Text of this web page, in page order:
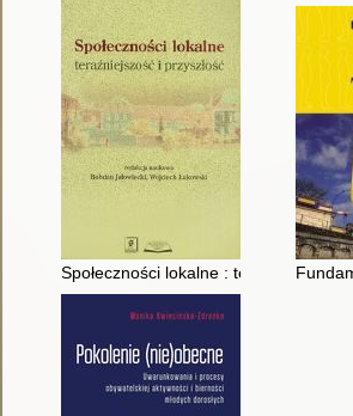
Społeczności lokalne : teraźniejszość i